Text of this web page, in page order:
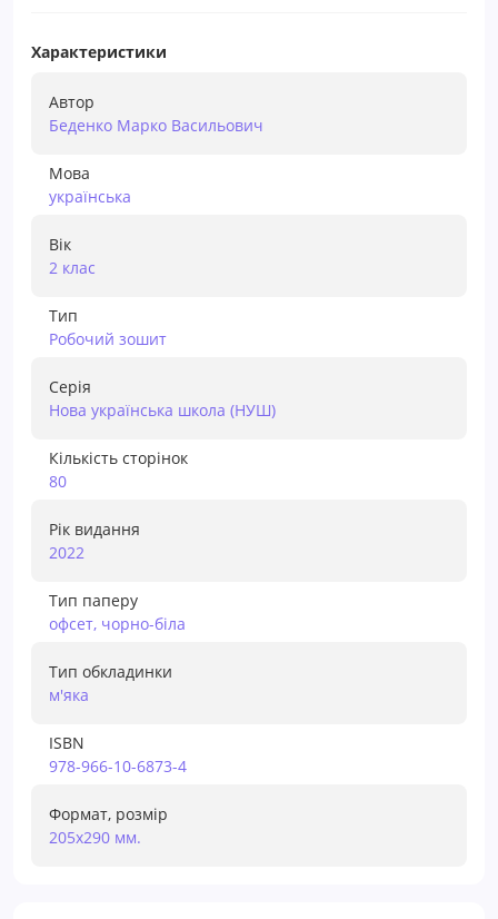
Характеристики
Автор
Беденко Марко Васильович
Мова
українська
Вік
2 клас
Тип
Робочий зошит
Серія
Нова українська школа (НУШ)
Кількість сторінок
80
Рік видання
2022
Тип паперу
офсет, чорно-біла
Тип обкладинки
м'яка
ISBN
978-966-10-6873-4
Формат, розмір
205х290 мм.